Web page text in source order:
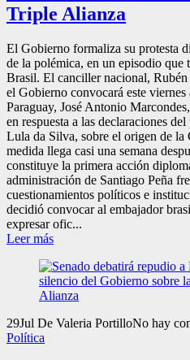
Triple Alianza
El Gobierno formaliza su protesta
de la polémica, en un episodio que
Brasil. El canciller nacional,
el Gobierno convocará este
Paraguay, José Antonio
en respuesta a las declaraciones
Lula da Silva, sobre el origen de
medida llega casi una semana
constituye la primera acción
administración de Santiago Peña
cuestionamientos políticos e
decidió convocar al embajador
expresar ofic...
Leer más
29Jul De Valeria PortilloNo hay
Política